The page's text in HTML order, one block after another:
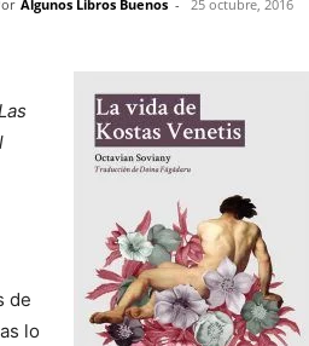
Algunos Libros Buenos - 25 octubre, 2016
de
lo